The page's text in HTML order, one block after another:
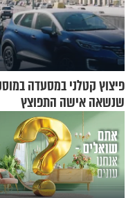
פיצוץ קטלני במסעדה
שנשאה אישה התפוצץ